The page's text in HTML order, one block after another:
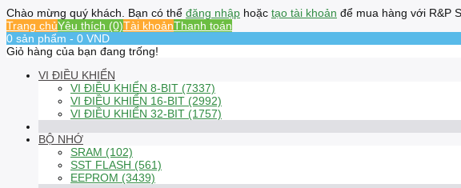
Chào mừng quý khách. Bạn có thể đăng nhập hoặc tạo tài khoản để mua hàng với R&P
Trang chủYêu thích (0)Tài khoảnThanh toán
0 sản phẩm - 0 VND
Giỏ hàng của bạn đang trống!
VI ĐIỀU KHIỂN
VI ĐIỀU KHIỂN 8-BIT (7337)
VI ĐIỀU KHIỂN 16-BIT (2992)
VI ĐIỀU KHIỂN 32-BIT (1757)
BỘ NHỚ
SRAM (102)
SST FLASH (561)
EEPROM (3439)